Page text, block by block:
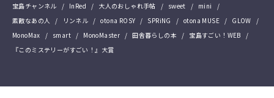
宝島チャンネル InRed 大人のおしゃれ手帖 sweet
mini
素敵なあの人
リンネル otona ROSY SPRiNG otona MUSE
GLOW
MonoMax
smart MonoMaster 田舎暮らしの本
宝島すごい！WEB
『このミステリーがすごい！』大賞